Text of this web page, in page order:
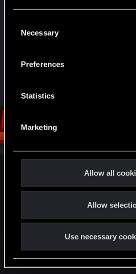
and tweak your preferences
Necessary
Preferences
Statistics
Marketing
Allow all
Allow
Use necessary
Wie weit seit ihr denn mit
Auslieferungsstatus. Eher
RyanSchou
Ist ja nun nicht so, das ich CDPR
Sonst hätte ich es wirklich viel lieber
Und ich meine jetzt echt nicht den
mehr "Map" "Story" & oder was auch
Click to expand...